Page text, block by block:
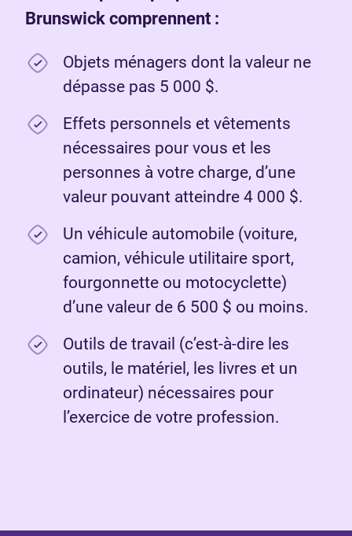
Brunswick comprennent :
Objets ménagers dont la valeur ne
dépasse pas 5 000 $.
Effets personnels et vêtements
nécessaires pour vous et les
personnes à votre charge, d’une
valeur pouvant atteindre 4 000 $.
Un véhicule automobile (voiture,
camion, véhicule utilitaire sport,
fourgonnette ou motocyclette)
d’une valeur de 6 500 $ ou moins.
Outils de travail (c’est-à-dire les
outils, le matériel, les livres et un
ordinateur) nécessaires pour
l’exercice de votre profession.